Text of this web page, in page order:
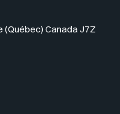
(Québec) Canada J7Z